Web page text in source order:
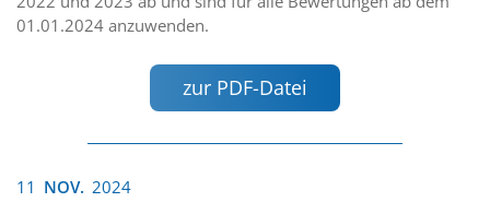
01.01.2024 anzuwenden.
zur PDF-Datei
11 NOV. 2024